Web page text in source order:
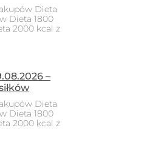
Dieta
Dieta 1800
2000 kcal z
–
Dieta
Dieta 1800
2000 kcal z